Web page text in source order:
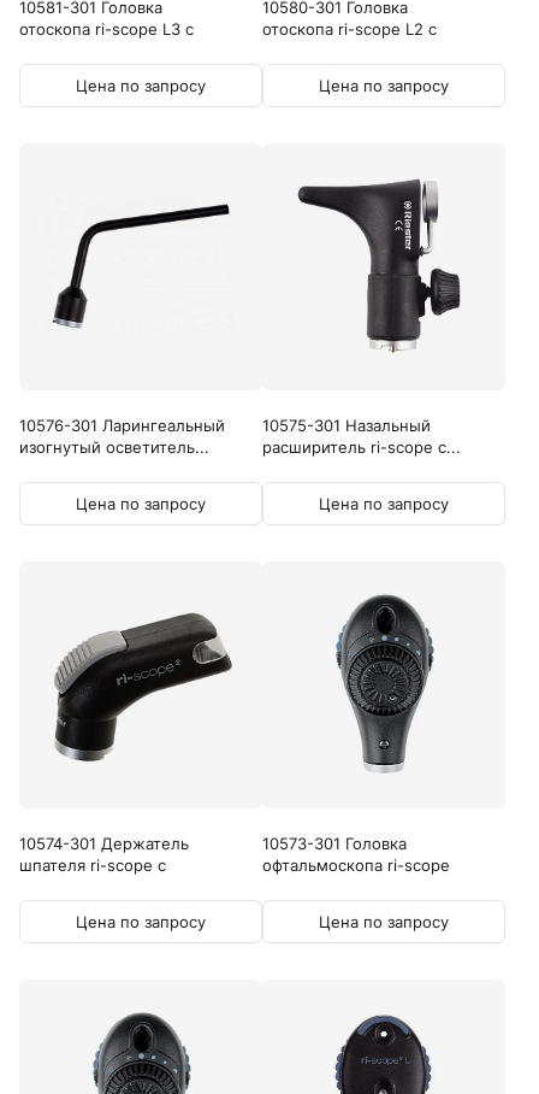
10581-301 Головка
отоскопа ri-scope L3 с
Цена по запросу
10580-301 Головка
отоскопа ri-scope L2 с
Цена по запросу
10576-301 Ларингеальный
изогнутый осветитель...
Цена по запросу
10575-301 Назальный
расширитель ri-scope с...
Цена по запросу
10574-301 Держатель
шпателя ri-scope с
Цена по запросу
10573-301 Головка
офтальмоскопа ri-scope
Цена по запросу